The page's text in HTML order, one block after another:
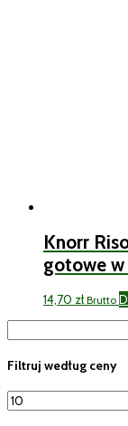
Knorr
gotowe w
14,70 zł Brutto
Filtruj według ceny
Cena
min